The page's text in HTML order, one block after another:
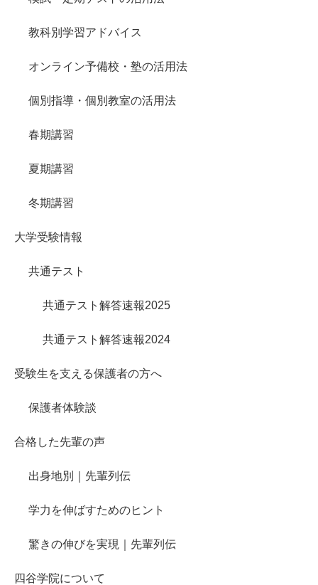
教科別学習アドバイス
オンライン予備校・塾の活用法
個別指導・個別教室の活用法
春期講習
夏期講習
冬期講習
大学受験情報
共通テスト
共通テスト解答速報2025
共通テスト解答速報2024
受験生を支える保護者の方へ
保護者体験談
合格した先輩の声
出身地別｜先輩列伝
学力を伸ばすためのヒント
驚きの伸びを実現｜先輩列伝
四谷学院について